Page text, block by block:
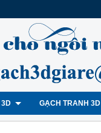
3D GẠCH TRANH 3D